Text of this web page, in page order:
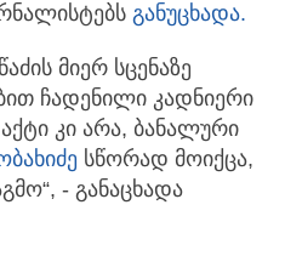
განუცხადა.
მიერ სცენაზე
ჩადენილი კადნიერი
კი არა, ბანალური
სწორად მოიქცა,
- განაცხადა